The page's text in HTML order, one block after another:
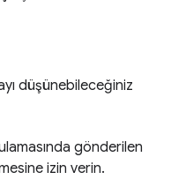
düşünebileceğiniz
gönderilen
izin verin.